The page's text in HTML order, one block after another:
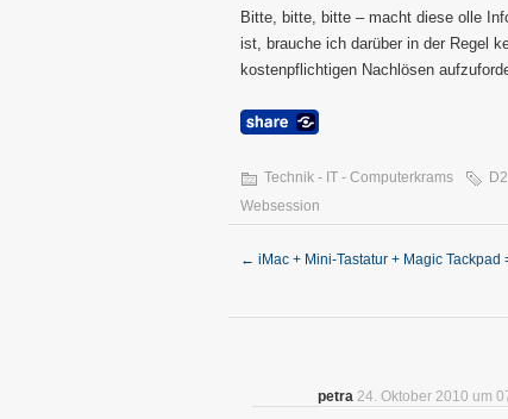
Bitte, bitte, bitte – macht diese olle
ist, brauche ich darüber in der Regel
kostenpflichtigen Nachlösen
Technik - IT - Computerkrams D2
Websession
← iMac + Mini-Tastatur + Magic Tackpad
petra 24. Oktober 2010 um